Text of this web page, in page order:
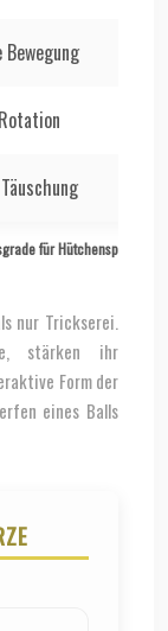
für Hütchenspiele
nur Trickserei.
stärken ihr
Form der
eines Balls